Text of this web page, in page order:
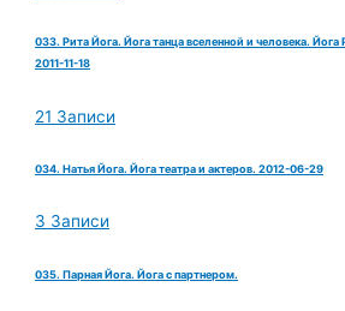
033. Рита Йога. Йога танца вселенной и человека.
2011-11-18
21 Записи
034. Натья Йога. Йога театра и актеров. 2012-06-29
3 Записи
035. Парная Йога. Йога с партнером.